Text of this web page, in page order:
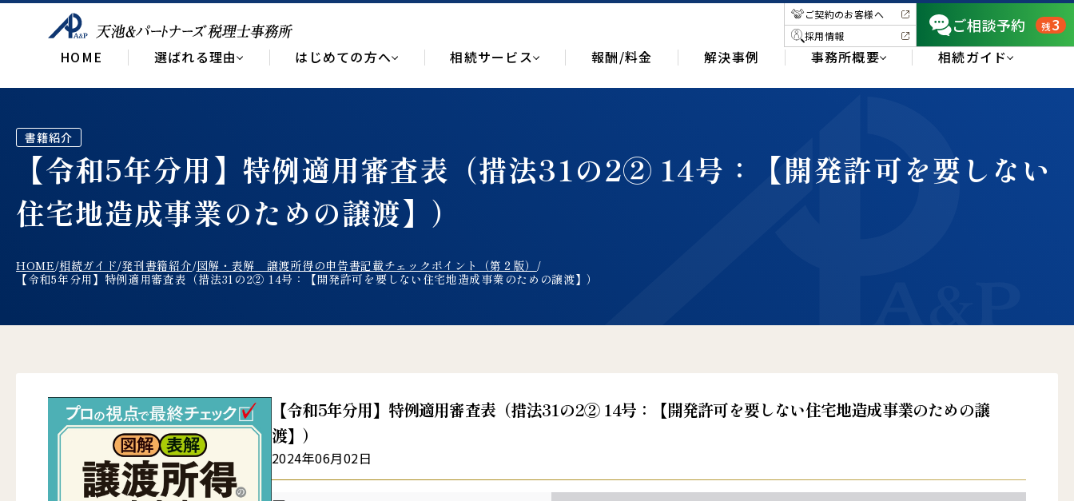
ご契約のお客様へ
採用情報
ご相談予約 残3
HOME 選ばれる理由 はじめての方へ 相続サービス 報酬/料金 解決事例 事務所概要 相続ガイド
書籍紹介
【令和5年分用】特例適用審査表（措法31の2② 14号：【開発許可を要しない
住宅地造成事業のための譲渡】）
HOME/相続ガイド/発刊書籍紹介/図解・表解 譲渡所得の申告書記載チェックポイント（第２版） /
【令和5年分用】特例適用審査表（措法31の2② 14号：【開発許可を要しない住宅地造成事業のための譲渡】）
【令和5年分用】特例適用審査表（措法31の2② 14号：【開発許可を要しない住宅地造成事業のための譲
渡】）
2024年06月02日